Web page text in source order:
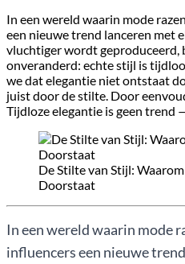
In een wereld waarin mode
een nieuwe trend lanceren met
vluchtiger wordt geproduceerd,
onveranderd: echte stijl is
we dat elegantie niet ontstaat
juist door de stilte. Door
Tijdloze elegantie is geen trend
De Stilte van Stijl:
Doorstaat
In een wereld waarin mode
influencers een nieuwe